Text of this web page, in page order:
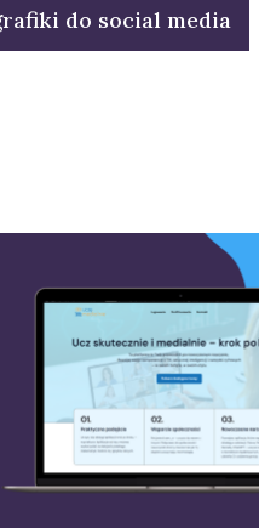
do social media